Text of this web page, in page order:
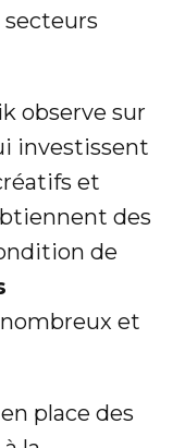
secteurs
observe sur
investissent
et
des
de
et
place des